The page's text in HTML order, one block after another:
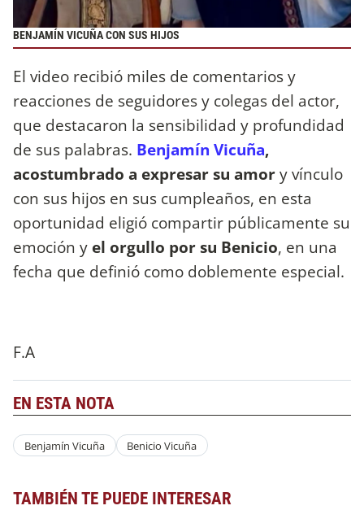
BENJAMÍN VICUÑA CON SUS HIJOS
El video recibió miles de comentarios y
reacciones de seguidores y colegas del actor,
que destacaron la sensibilidad y profundidad
de sus palabras. Benjamín Vicuña,
acostumbrado a expresar su amory vínculo
con sus hijos en sus cumpleaños, en esta
oportunidad eligió compartir públicamente su
emoción y el orgullo por su Benicio, en una
fecha que definió como doblemente especial.
F.A
EN ESTA NOTA
Benjamín Vicuña Benicio Vicuña
TAMBIÉN TE PUEDE INTERESAR